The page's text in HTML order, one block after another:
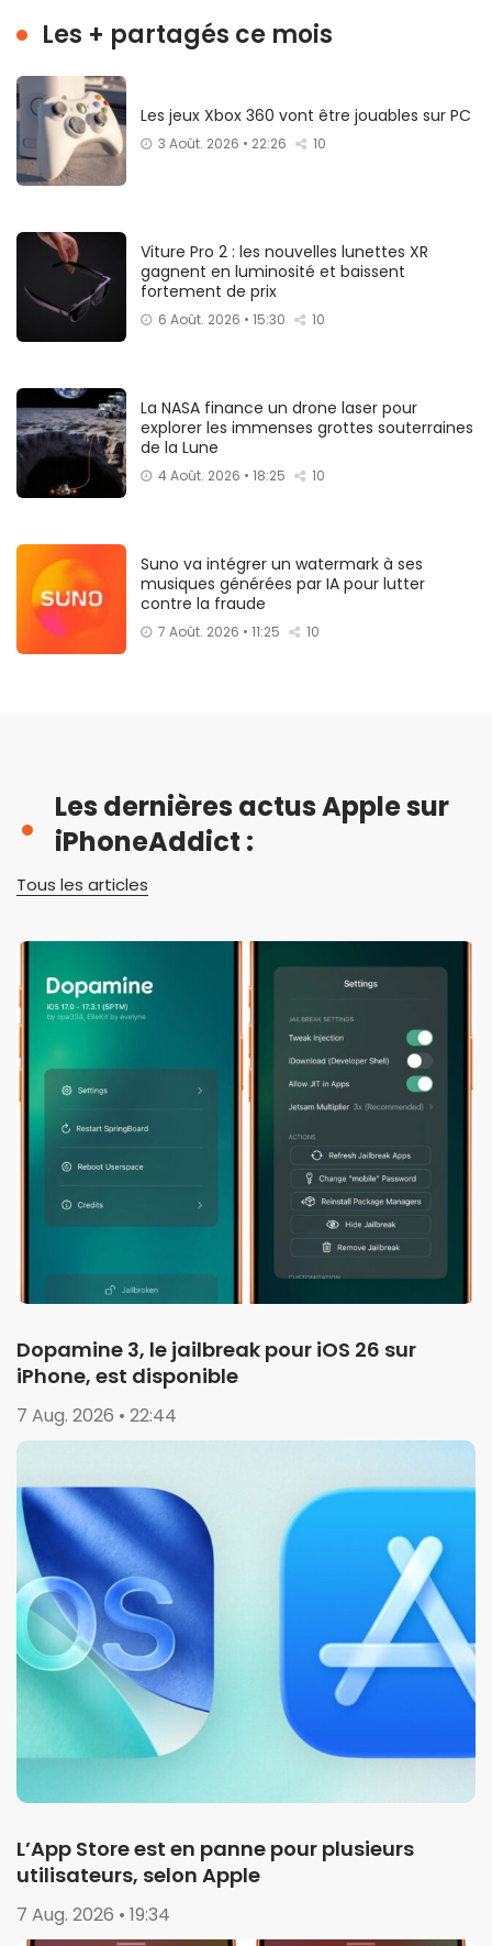
Les + partagés ce mois
Les jeux Xbox 360 vont être jouables sur PC
3 Août. 2026 • 22:26 10
Viture Pro 2 : les nouvelles lunettes XR
gagnent en luminosité et baissent
fortement de prix
6 Août. 2026 • 15:30 10
La NASA finance un drone laser pour
explorer les immenses grottes souterraines
de la Lune
4 Août. 2026 • 18:25 10
Suno va intégrer un watermark à ses
musiques générées par IA pour lutter
contre la fraude
7 Août. 2026 • 11:25 10
Les dernières actus Apple sur
iPhoneAddict :
Tous les articles
Dopamine 3, le jailbreak pour iOS 26 sur
iPhone, est disponible
7 Aug. 2026 • 22:44
L’App Store est en panne pour plusieurs
utilisateurs, selon Apple
7 Aug. 2026 • 19:34